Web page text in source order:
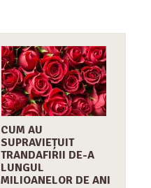
CUM AU
SUPRAVIEȚUIT
TRANDAFIRII DE-A
LUNGUL
MILIOANELOR DE ANI